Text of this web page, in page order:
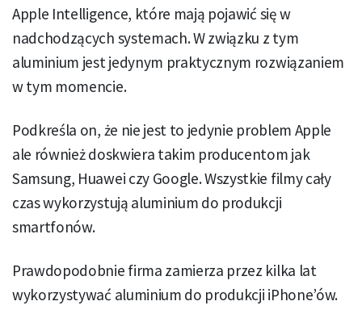
Apple Intelligence, które mają pojawić się w
nadchodzących systemach. W związku z tym
aluminium jest jedynym praktycznym rozwiązaniem
w tym momencie.
Podkreśla on, że nie jest to jedynie problem Apple
ale również doskwiera takim producentom jak
Samsung, Huawei czy Google. Wszystkie filmy cały
czas wykorzystują aluminium do produkcji
smartfonów.
Prawdopodobnie firma zamierza przez kilka lat
wykorzystywać aluminium do produkcji iPhone’ów.